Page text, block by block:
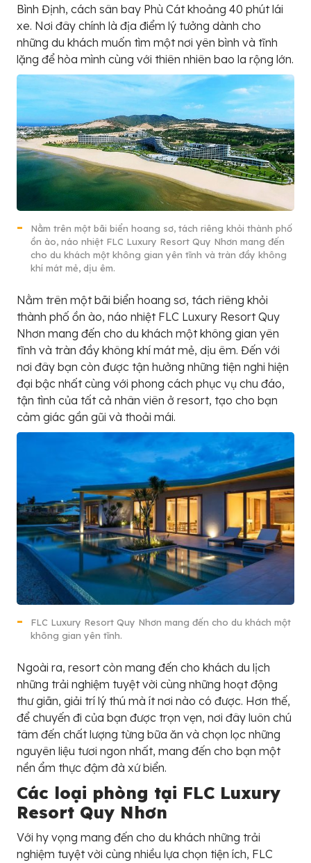
Bình Định, cách sân bay Phù Cát khoảng 40 phút lái
xe. Nơi đây chính là địa điểm lý tưởng dành cho
những du khách muốn tìm một nơi yên bình và tĩnh
lặng để hòa mình cùng với thiên nhiên bao la rộng lớn.
Nằm trên một bãi biển hoang sơ, tách riêng khỏi thành phố
ồn ào, náo nhiệt FLC Luxury Resort Quy Nhơn mang đến
cho du khách một không gian yên tĩnh và tràn đầy không
khí mát mẻ, dịu êm.
Nằm trên một bãi biển hoang sơ, tách riêng khỏi
thành phố ồn ào, náo nhiệt FLC Luxury Resort Quy
Nhơn mang đến cho du khách một không gian yên
tĩnh và tràn đầy không khí mát mẻ, dịu êm. Đến với
nơi đây bạn còn được tận hưởng những tiện nghi hiện
đại bậc nhất cùng với phong cách phục vụ chu đáo,
tận tình của tất cả nhân viên ở resort, tạo cho bạn
cảm giác gần gũi và thoải mái.
FLC Luxury Resort Quy Nhơn mang đến cho du khách một
không gian yên tĩnh.
Ngoài ra, resort còn mang đến cho khách du lịch
những trải nghiệm tuyệt vời cùng những hoạt động
thư giãn, giải trí lý thú mà ít nơi nào có được. Hơn thế,
để chuyến đi của bạn được trọn vẹn, nơi đây luôn chú
tâm đến chất lượng từng bữa ăn và chọn lọc những
nguyên liệu tươi ngon nhất, mang đến cho bạn một
nền ẩm thực đậm đà xứ biển.
Các loại phòng tại FLC Luxury
Resort Quy Nhơn
Với hy vọng mang đến cho du khách những trải
nghiệm tuyệt vời cùng nhiều lựa chọn tiện ích, FLC